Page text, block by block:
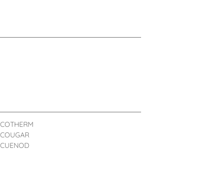
COTHERM
COUGAR
CUENOD